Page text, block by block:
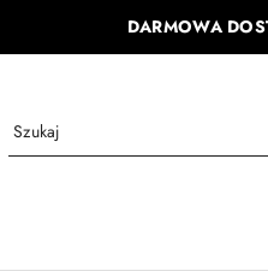
DARMOWA